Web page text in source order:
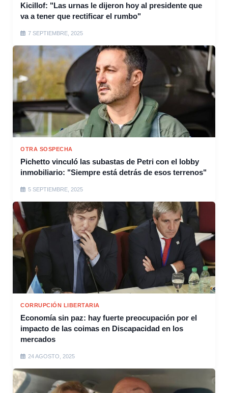
Kicillof: "Las urnas le dijeron hoy al presidente que
va a tener que rectificar el rumbo"
7 SEPTIEMBRE, 2025
OTRA SOSPECHA
Pichetto vinculó las subastas de Petri con el lobby
inmobiliario: "Siempre está detrás de esos terrenos"
5 SEPTIEMBRE, 2025
CORRUPCIÓN LIBERTARIA
Economía sin paz: hay fuerte preocupación por el
impacto de las coimas en Discapacidad en los
mercados
24 AGOSTO, 2025